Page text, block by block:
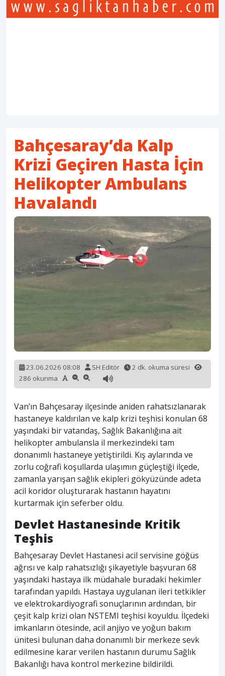
Bahçesaray’da Kalp
Krizi Geçiren Hasta İçin
Helikopter Ambulans
Havalandı
23.06.2026 08:08 SH Editör
2 dk. okuma süresi
286 okunma
Van’ın Bahçesaray ilçesinde aniden rahatsızlanarak
hastaneye kaldırılan ve kalp krizi teşhisi konulan 68
yaşındaki bir vatandaş, Sağlık Bakanlığına ait
helikopter ambulansla il merkezindeki tam
donanımlı hastaneye yetiştirildi. Kış aylarında ve
zorlu coğrafi koşullarda ulaşımın güçleştiği ilçede,
zamanla yarışan sağlık ekipleri gökyüzünde adeta
acil koridor oluşturarak hastanın hayatını
kurtarmak için seferber oldu.
Devlet Hastanesinde Kritik
Teşhis
Bahçesaray Devlet Hastanesi acil servisine göğüs
ağrısı ve kalp rahatsızlığı şikayetiyle başvuran 68
yaşındaki hastaya ilk müdahale buradaki hekimler
tarafından yapıldı. Hastaya uygulanan ileri tetkikler
ve elektrokardiyografi sonuçlarının ardından, bir
çeşit kalp krizi olan NSTEMI teşhisi koyuldu. İlçedeki
imkanların ötesinde, acil anjiyo ve yoğun bakım
ünitesi bulunan daha donanımlı bir merkeze sevk
edilmesine karar verilen hastanın durumu Sağlık
Bakanlığı hava kontrol merkezine bildirildi.